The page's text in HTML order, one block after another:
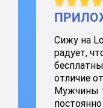
Сижу на
радует,
отличие
Мужчины